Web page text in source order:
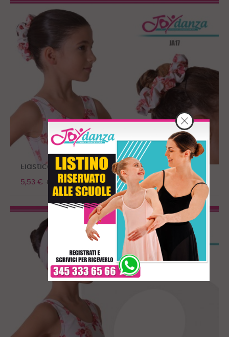
Elastico Personalizzabile
5,53 € + IVA